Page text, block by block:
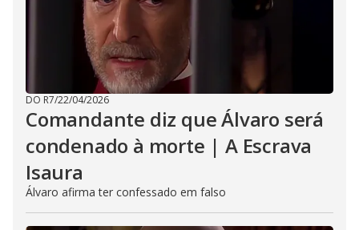
DO R7/22/04/2026
Comandante diz que Álvaro será
condenado à morte | A Escrava
Isaura
Álvaro afirma ter confessado em falso